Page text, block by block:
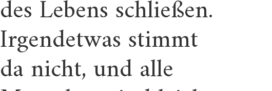
des Lebens schließen.
Irgendetwas stimmt
da nicht, und alle